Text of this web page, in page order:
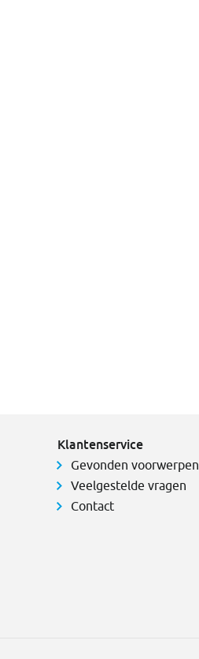
Klantenservice
Gevonden voorwerpen
Veelgestelde vragen
Contact